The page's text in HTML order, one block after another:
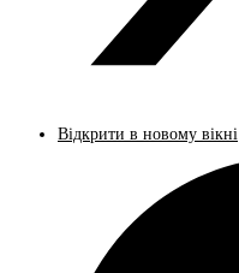
Відкрити в новому вікні